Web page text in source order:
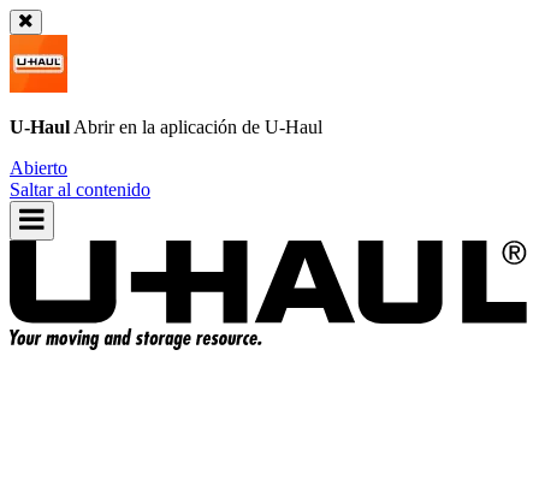
U-Haul Abrir en la aplicación de U-Haul
Abierto
Saltar al contenido